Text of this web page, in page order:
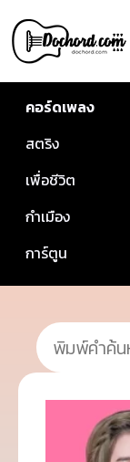
คอร์ดเพลง
สตริง
เพื่อชีวิต
กำเมือง
การ์ตูน